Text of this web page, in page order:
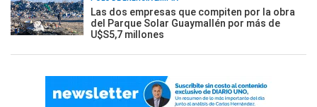
Las dos empresas que compiten por la obra
del Parque Solar Guaymallén por más de
U$S5,7 millones